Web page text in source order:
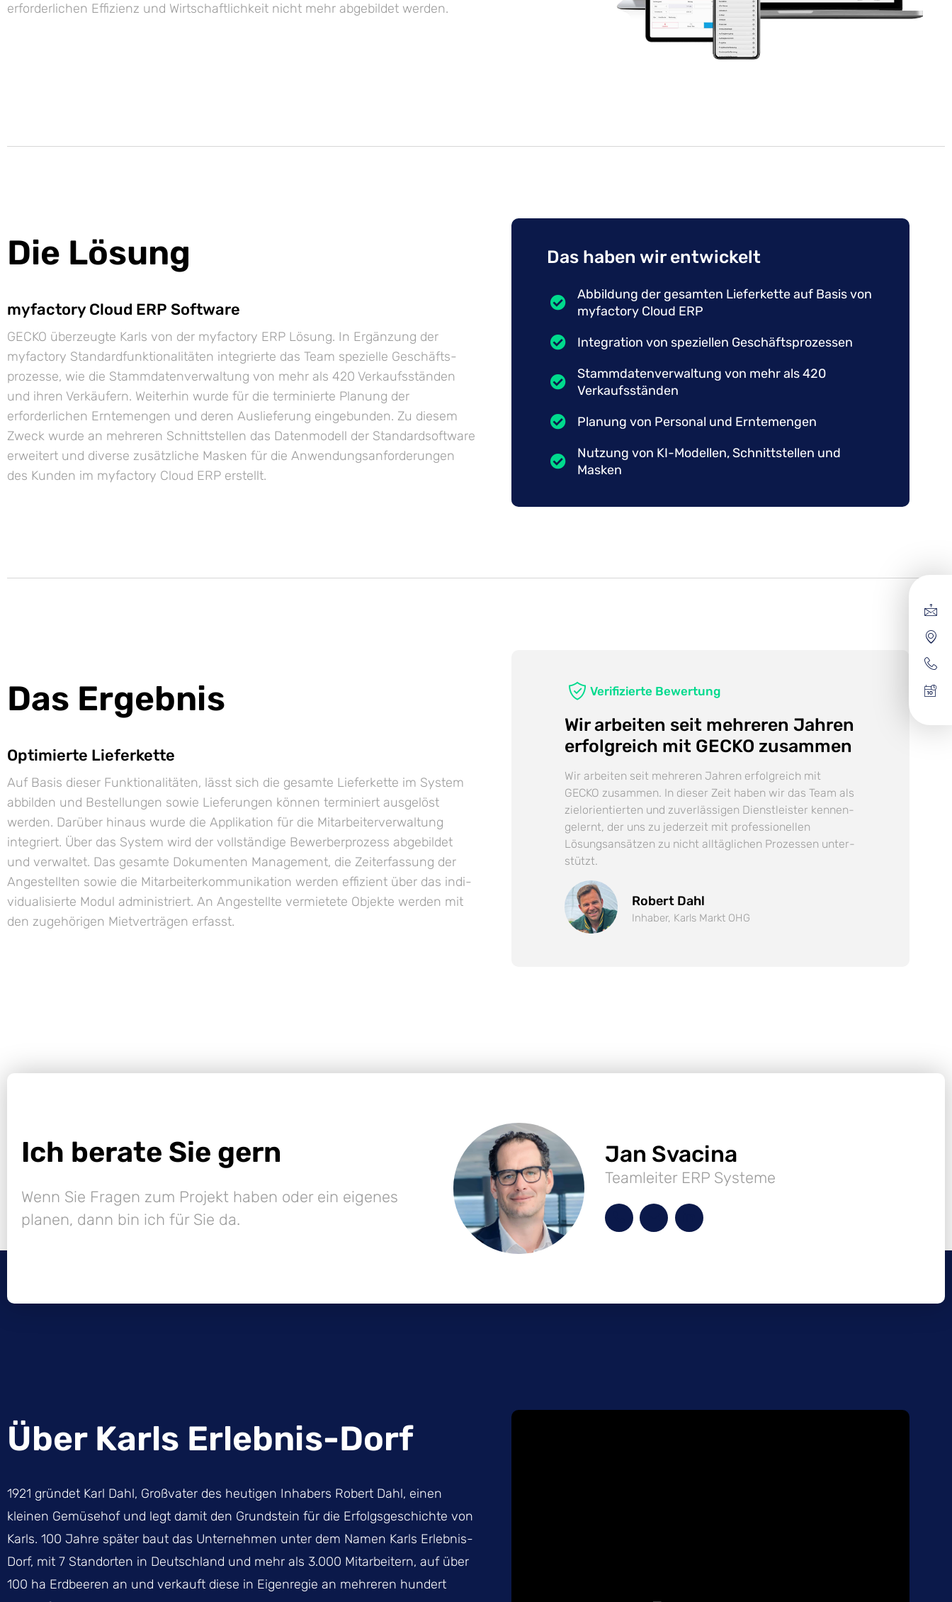
erforderlichen Effizienz und Wirtschaftlichkeit nicht mehr abgebildet werden.
Die Lösung
myfactory Cloud ERP Software
GECKO überzeugte Karls von der myfactory ERP Lösung. In Ergänzung der
myfactory Standard­funktionalitäten integrierte das Team spezielle Geschäfts­
prozesse, wie die Stamm­daten­verwaltung von mehr als 420 Verkaufs­ständen
und ihren Verkäufern. Weiterhin wurde für die terminierte Planung der
erforderlichen Ernte­mengen und deren Aus­lieferung eingebunden. Zu diesem
Zweck wurde an mehreren Schnitt­stellen das Daten­modell der Standard­software
erweitert und diverse zusätzliche Masken für die Anwendungs­anforderungen
des Kunden im myfactory Cloud ERP erstellt.
Das haben wir entwickelt
Abbildung der gesamten Lieferkette auf Basis von
myfactory Cloud ERP
Integration von speziellen Geschäftsprozessen
Stammdatenverwaltung von mehr als 420
Verkaufsständen
Planung von Personal und Erntemengen
Nutzung von KI-Modellen, Schnittstellen und
Masken
Das Ergebnis
Optimierte Lieferkette
Auf Basis dieser Funktiona­litäten, lässt sich die gesamte Liefer­kette im System
abbilden und Bestellungen sowie Lieferungen können terminiert ausgelöst
werden. Darüber hinaus wurde die Appli­kation für die Mitarbeiter­verwaltung
integriert. Über das System wird der voll­ständige Bewerber­prozess ab­gebildet
und ver­waltet. Das gesamte Dokumenten­ Management, die Zeit­erfassung der
Angestellten sowie die Mit­arbeiter­kommunikation werden effizient über das indi­
viduali­sierte Modul administriert. An An­gestellte ver­mietete Objekte werden mit
den zugehörigen Miet­verträgen erfasst.
Verifizierte Bewertung
Wir arbeiten seit mehreren Jahren
erfolg­reich mit GECKO zusammen
Wir arbeiten seit mehreren Jahren erfolg­reich mit
GECKO zusammen. In dieser Zeit haben wir das Team als
ziel­orientierten und zuverlässigen Dienst­leister kennen­
gelernt, der uns zu jederzeit mit professionellen
Lösungs­ansätzen zu nicht alltäglichen Prozessen unter­
stützt.
Robert Dahl
Inhaber, Karls Markt OHG
Ich berate Sie gern
Wenn Sie Fragen zum Projekt haben oder ein eigenes
planen, dann bin ich für Sie da.
Jan Svacina
Teamleiter ERP Systeme
Über Karls Erlebnis-Dorf
1921 gründet Karl Dahl, Großvater des heutigen Inhabers Robert Dahl, einen
kleinen Gemüsehof und legt damit den Grundstein für die Erfolgsgeschichte von
Karls. 100 Jahre später baut das Unternehmen unter dem Namen Karls Erlebnis-
Dorf, mit 7 Standorten in Deutschland und mehr als 3.000 Mitarbeitern, auf über
100 ha Erdbeeren an und verkauft diese in Eigenregie an mehreren hundert